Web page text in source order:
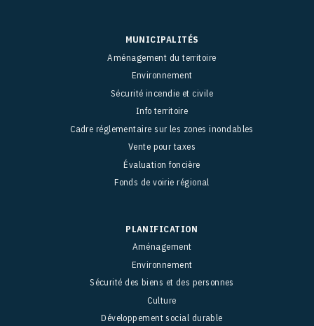
MUNICIPALITÉS
Aménagement du territoire
Environnement
Sécurité incendie et civile
Info territoire
Cadre réglementaire sur les zones inondables
Vente pour taxes
Évaluation foncière
Fonds de voirie régional
PLANIFICATION
Aménagement
Environnement
Sécurité des biens et des personnes
Culture
Développement social durable